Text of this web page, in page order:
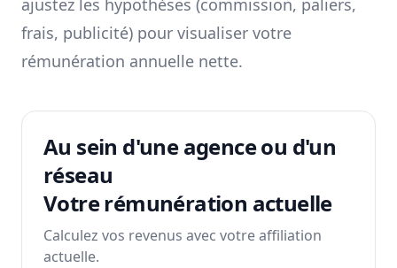
ajustez les hypothèses (commission, paliers,
frais, publicité) pour visualiser votre
rémunération annuelle nette.
Au sein d'une agence ou d'un
réseau
Votre rémunération actuelle
Calculez vos revenus avec votre affiliation
actuelle.